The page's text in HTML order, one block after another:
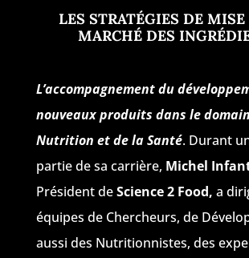
LES STRATÉGIES DE MISE
MARCHÉ DES
L’accompagnement du
nouveaux produits dans le
Nutrition et de la Santé. Durant
partie de sa carrière, Michel
Président deScience 2 Food, a
équipes de Chercheurs, de
aussi des Nutritionnistes, des